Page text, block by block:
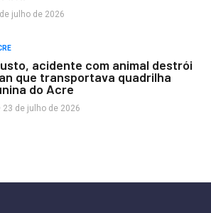
julho de 2026
acidente com animal destrói
que transportava quadrilha
do Acre
23 de julho de 2026